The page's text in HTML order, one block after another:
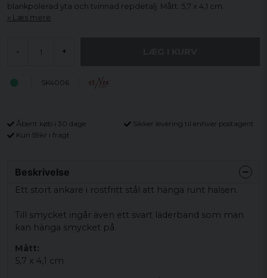
blankpolerad yta och tvinnad repdetalj. Mått: 5,7 x 4,1 cm.
Læs mere
- +
SK4006
Åbent køb i 30 dage
Sikker levering til enhver postagent
Kun 59kr i fragt
Beskrivelse
Ett stort ankare i rostfritt stål att hänga runt halsen.
Till smycket ingår även ett svart läderband som man
kan hänga smycket på.
Mått:
5,7 x 4,1 cm